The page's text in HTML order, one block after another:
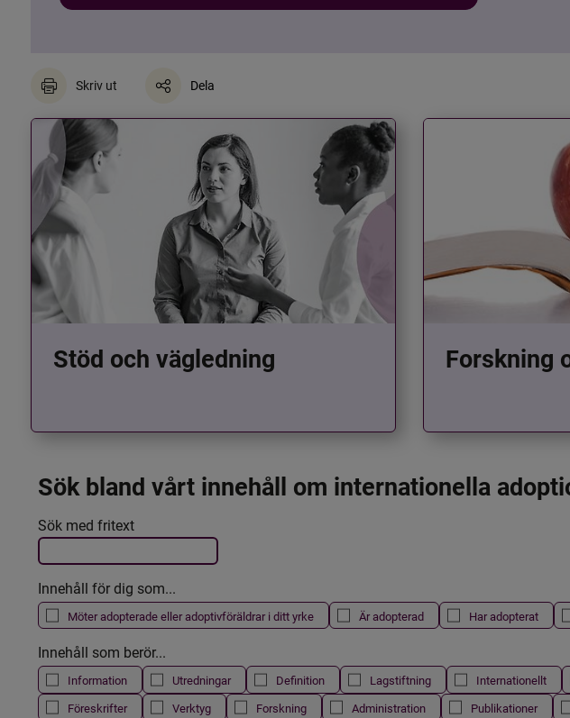
Skriv ut Dela
Stöd och vägledning Forskning
Sök bland vårt innehåll om internationella
Filtrera resultatet
Det här formuläret postas automatiskt
Sök med fritext
Innehåll för dig som...
Möter adopterade eller adoptivföräldrar i ditt yrke Är adopterad Har adopterat
Innehåll som berör...
Information Utredningar Definition Lagstiftning Internationellt
Föreskrifter
Verktyg Forskning Administration Publikationer